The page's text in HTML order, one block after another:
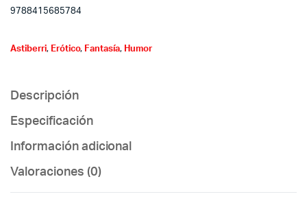
9788415685784
Astiberri, Erótico, Fantasía, Humor
Descripción
Especificación
Información adicional
Valoraciones (0)